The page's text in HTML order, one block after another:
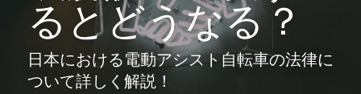
子供自転車wimo kids
外商・卸
BASE WIMO | wimo ショールーム
取扱い販売店
お知らせ
ブログ
サポート
採用情報
企業情報
るとどうなる？
日本における電動アシスト自転車の法律に
ついて詳しく解説！